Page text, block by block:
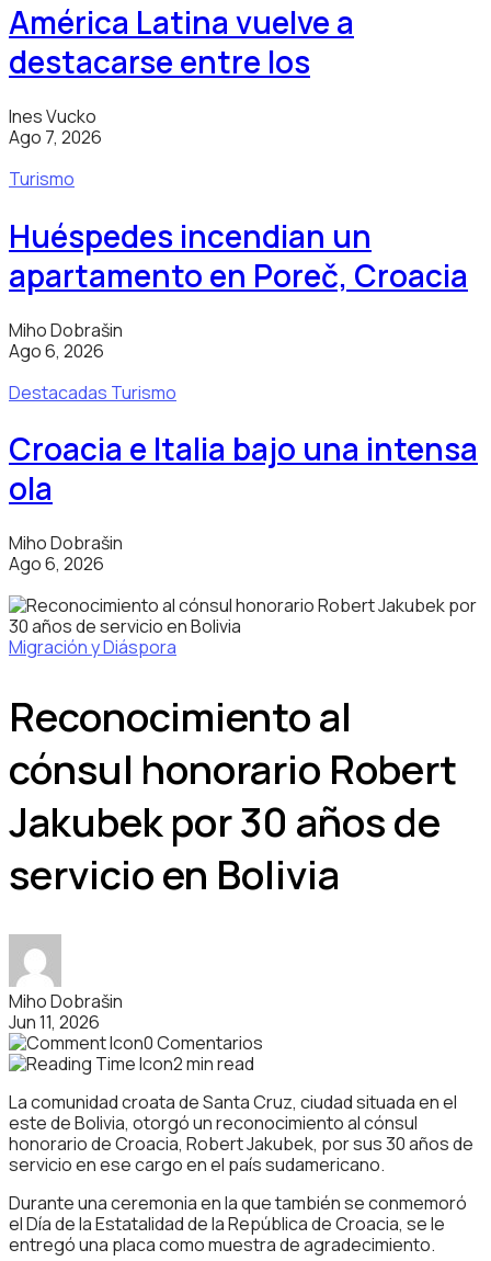
América Latina vuelve a
destacarse entre los
Ines Vucko
Ago 7, 2026
Turismo
Huéspedes incendian un
apartamento en Poreč, Croacia
Miho Dobrašin
Ago 6, 2026
Destacadas Turismo
Croacia e Italia bajo una intensa
ola
Miho Dobrašin
Ago 6, 2026
Migración y Diáspora
Reconocimiento al
cónsul honorario Robert
Jakubek por 30 años de
servicio en Bolivia
Miho Dobrašin
Jun 11, 2026
0 Comentarios
2 min read
La comunidad croata de Santa Cruz, ciudad situada en el
este de Bolivia, otorgó un reconocimiento al cónsul
honorario de Croacia, Robert Jakubek, por sus 30 años de
servicio en ese cargo en el país sudamericano.
Durante una ceremonia en la que también se conmemoró
el Día de la Estatalidad de la República de Croacia, se le
entregó una placa como muestra de agradecimiento.